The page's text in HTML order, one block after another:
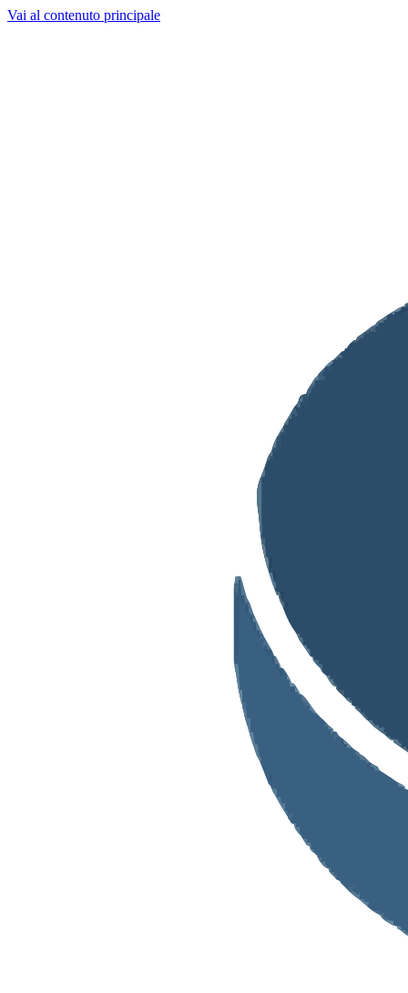
Vai al contenuto principale